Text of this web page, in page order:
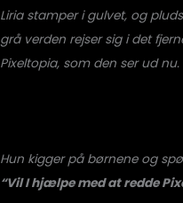
Liria stamper i gulvet, og
grå verden rejser sig i det
Pixeltopia, som den ser ud
Hun kigger på børnene og
“Vil I hjælpe med at redde